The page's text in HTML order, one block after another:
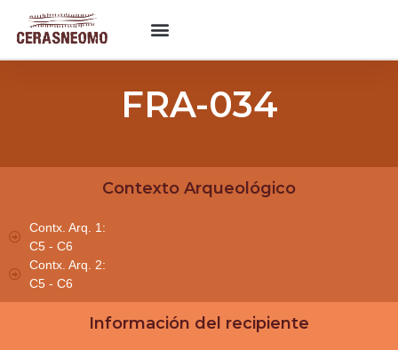
FRA-034
Contexto Arqueológico
Contx. Arq. 1:
C5 - C6
Contx. Arq. 2:
C5 - C6
Información del recipiente